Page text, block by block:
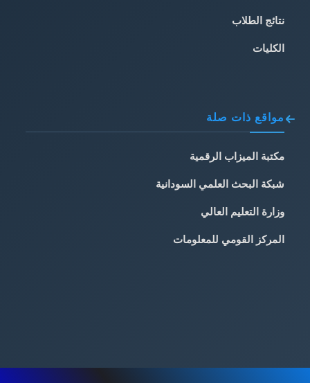
نتائج الطلاب
الكليات
مواقع ذات صلة
مكتبة الميزاب الرقمية
شبكة البحث العلمي السودانية
وزارة التعليم العالي
المركز القومي للمعلومات